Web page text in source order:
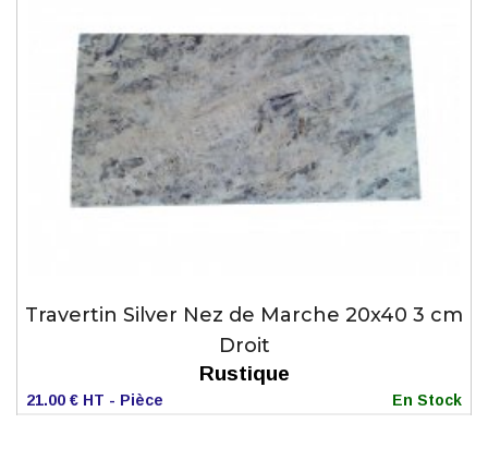
Travertin Silver Nez de Marche 20x40 3 cm
Droit
Rustique
21.00 € HT - Pièce En Stock